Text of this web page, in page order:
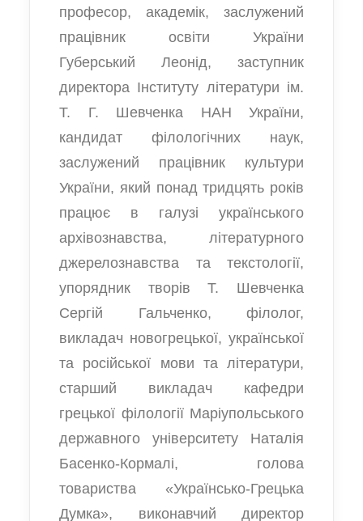
професор, академік, заслужений
працівник освіти України
Губерський Леонід, заступник
директора Інституту літератури ім.
Т. Г. Шевченка НАН України,
кандидат філологічних наук,
заслужений працівник культури
України, який понад тридцять років
працює в галузі українського
архівознавства, літературного
джерелознавства та текстології,
упорядник творів Т. Шевченка
Сергій Гальченко, філолог,
викладач новогрецької, української
та російської мови та літератури,
старший викладач кафедри
грецької філології Маріупольського
державного університету Наталія
Басенко-Кормалі, голова
товариства «Українсько-Грецька
Думка», виконавчий директор